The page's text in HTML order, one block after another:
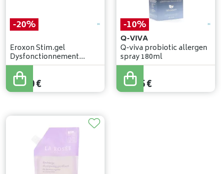
-20%
Eroxon Stim.gel
Dysfonctionnement
Erectile Tubes 4
29,50
23,60€
-10%
Q-VIVA
Q-viva probiotic allergen
spray 180ml
29,95
26,95€